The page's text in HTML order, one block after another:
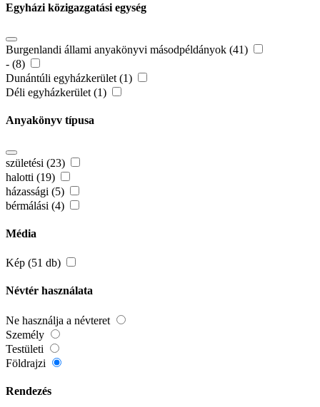
Egyházi közigazgatási egység
Burgenlandi állami anyakönyvi másodpéldányok (41)
- (8)
Dunántúli egyházkerület (1)
Déli egyházkerület (1)
Anyakönyv típusa
születési (23)
halotti (19)
házassági (5)
bérmálási (4)
Média
Kép (51 db)
Névtér használata
Ne használja a névteret
Személy
Testületi
Földrajzi
Rendezés